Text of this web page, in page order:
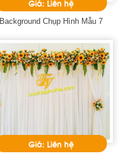
Giá: Liên hệ
Background Chụp Hình Mẫu 7
Giá: Liên hệ